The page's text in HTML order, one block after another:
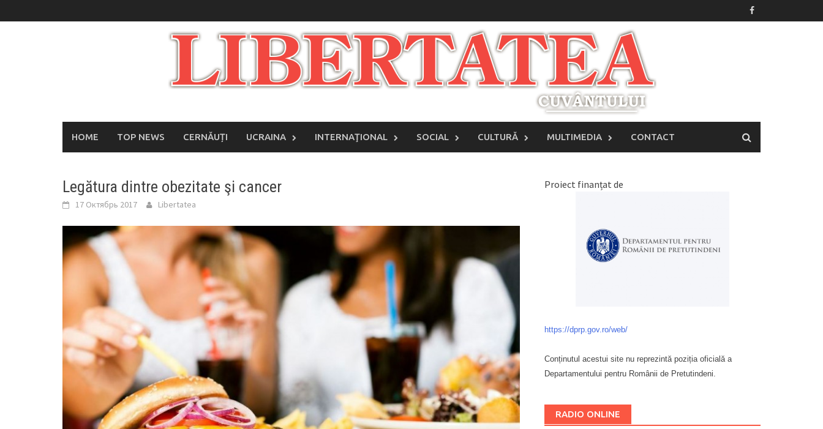
to
HOME TOP NEWS CERNĂUȚI UCRAINA INTERNAŢIONAL SOCIAL CULTURĂ MULTIMEDIA CONTACT
Legătura dintre obezitate şi cancer
17 Октябрь 2017 Libertatea
Proiect finanțat de
https://dprp.gov.ro/web/
Conținutul acestui site nu reprezintă poziția oficială a
Departamentului pentru Românii de Pretutindeni.
RADIO ONLINE